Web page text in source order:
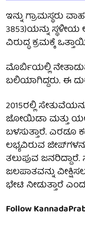
ಇನ್ನು ಗ್ರಾಮಸ್ಥರು
3853)ಯನ್ನು
ವಿರುದ್ಧ ಕ್ರಮಕ್ಕೆ
ಮೊರ್ಬಿಯಲ್ಲಿ
ಬಲಿಯಾಗಿದ್ದರು. ಈ
2015ರಲ್ಲಿ
ಜೋಯಿಡಾ ಮತ್ತು
ಬಳಸುತ್ತಾರೆ.
ಲಭ್ಯವಿರುವ
ತಲುಪುವ
ಜಲಪಾತವನ್ನು
ಭೇಟಿ ನೀಡುತ್ತಾರೆ
Follow